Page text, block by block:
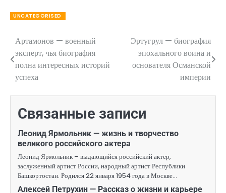
UNCATEGORISED
Навигация
по
записям
Артамонов — военный
эксперт, чья биография
полна интересных историй
успеха
Эртугрул — биография
эпохального воина и
основателя Османской
империи
Связанные записи
Леонид Ярмольник — жизнь и творчество
великого российского актера
Леонид Ярмольник – выдающийся российский актер,
заслуженный артист России, народный артист Республики
Башкортостан. Родился 22 января 1954 года в Москве…
Алексей Петрухин — Рассказ о жизни и карьере